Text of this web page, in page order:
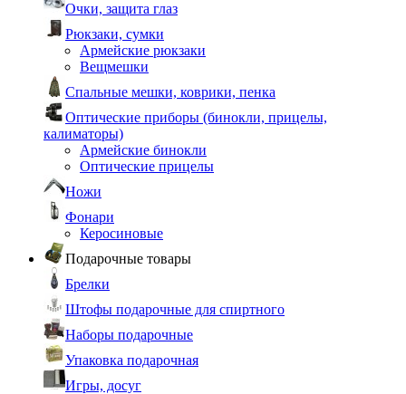
Очки, защита глаз
Рюкзаки, сумки
Армейские рюкзаки
Вещмешки
Спальные мешки, коврики, пенка
Оптические приборы (бинокли, прицелы,
калиматоры)
Армейские бинокли
Оптические прицелы
Ножи
Фонари
Керосиновые
Подарочные товары
Брелки
Штофы подарочные для спиртного
Наборы подарочные
Упаковка подарочная
Игры, досуг